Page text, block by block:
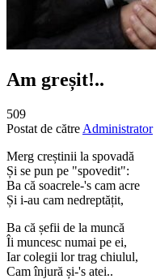
Am greșit!..
509
Postat de către Administrator
Merg creștinii la spovadă
Și se pun pe "spovedit":
Ba că soacrele-'s cam acre
Și i-au cam nedreptățit,
Ba că șefii de la muncă
Îi muncesc numai pe ei,
Iar colegii lor trag chiulul,
Cam înjură și-'s atei..